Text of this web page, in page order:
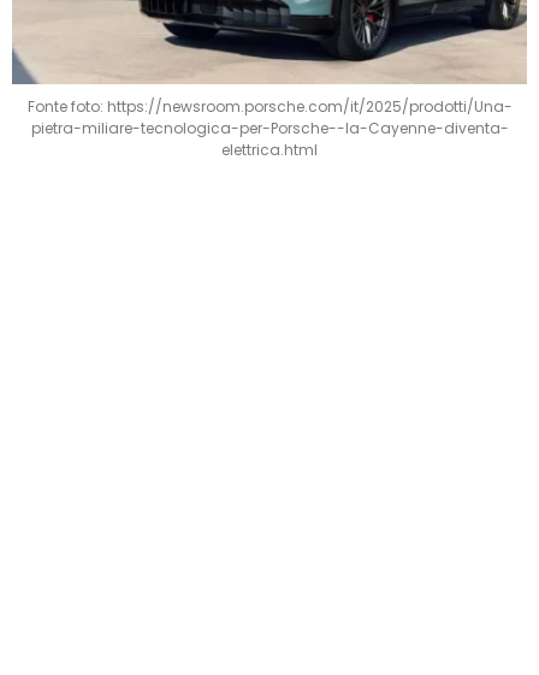
Fonte foto: https://newsroom.porsche.com/it/2025/prodotti/Una-
pietra-miliare-tecnologica-per-Porsche--la-Cayenne-diventa-
elettrica.html